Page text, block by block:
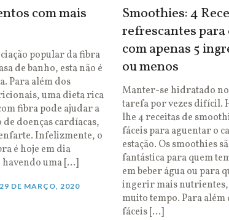
com mais
popular da fibra
de banho, esta não é
Para além dos
uma dieta rica
fibra pode ajudar a
doenças cardíacas,
Infelizmente, o
é hoje em dia
havendo uma […]
29 DE MARÇO, 2020
Smoothies: 4
refrescantes para
com apenas 5
ou menos
Manter-se hidratado no
tarefa por vezes difícil.
lhe 4 receitas de
fáceis para aguentar o
estação. Os smoothies
fantástica para quem
em beber água ou para
ingerir mais nutrientes,
muito tempo. Para além
fáceis […]